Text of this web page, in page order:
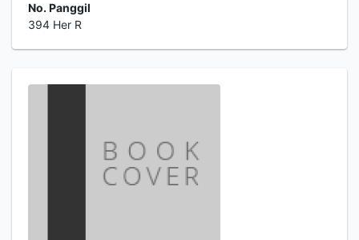
No. Panggil
394 Her R